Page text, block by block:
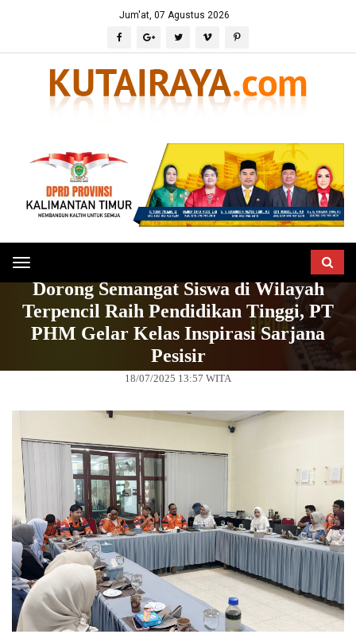
Jum'at, 07 Agustus 2026
Toggle
navigation
Dorong Semangat Siswa di Wilayah
Terpencil Raih Pendidikan Tinggi, PT
PHM Gelar Kelas Inspirasi Sarjana
Pesisir
18/07/2025 13:57 WITA